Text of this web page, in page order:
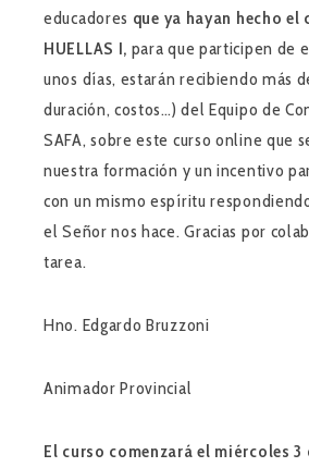
educadores que ya hayan hecho el
HUELLAS I, para que participen de
unos días, estarán recibiendo más
duración, costos…) del Equipo de
SAFA, sobre este curso online que
nuestra formación y un incentivo
con un mismo espíritu
el Señor nos hace. Gracias por
tarea.
Hno. Edgardo Bruzzoni
Animador Provincial
El curso comenzará el miércoles 3